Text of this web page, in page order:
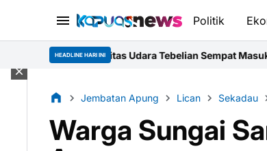
Politik
HEADLINE HARI INI
Udara Tebelian Sempat Masuk Kategori Berbahaya
Jembatan Apung Lican Sekadau
Warga Sungai